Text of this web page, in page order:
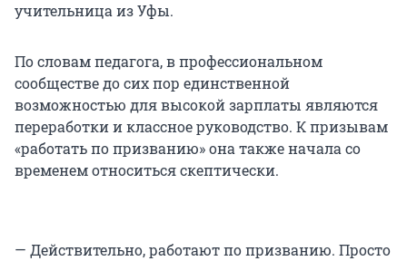
учительница из Уфы.
По словам педагога, в профессиональном
сообществе до сих пор единственной
возможностью для высокой зарплаты являются
переработки и классное руководство. К призывам
«работать по призванию» она также начала со
временем относиться скептически.
— Действительно, работают по призванию. Просто